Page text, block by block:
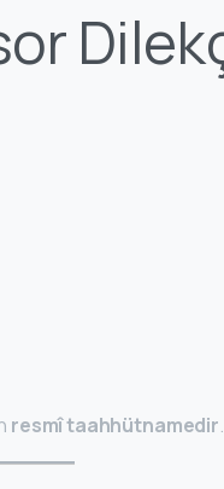
resmî taahhütnamedir.